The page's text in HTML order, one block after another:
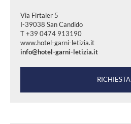
Via Firtaler 5
I-39038 San Candido
T +39 0474 913190
www.hotel-garni-letizia.it
info@hotel-garni-letizia.it
RICHIESTA